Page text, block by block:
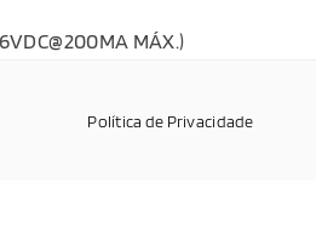
MÁX.)
Política de Privacidade